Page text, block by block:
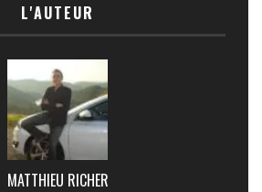
L'AUTEUR
MATTHIEU RICHER